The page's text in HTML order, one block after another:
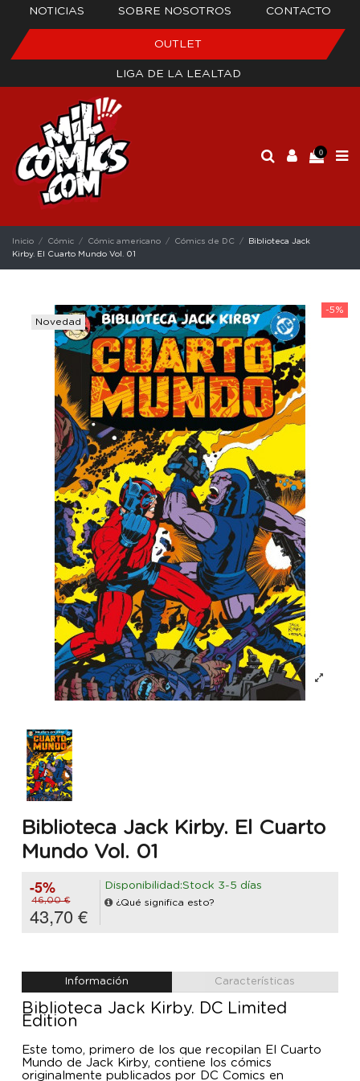
NOTICIAS SOBRE NOSOTROS CONTACTO
OUTLET
LIGA DE LA LEALTAD
0
Inicio Cómic Cómic americano Cómics de DC
Biblioteca Jack
Kirby. El Cuarto Mundo Vol. 01
-5%
Novedad
Biblioteca Jack Kirby. El Cuarto
Mundo Vol. 01
-5%
46,00 €
43,70 €
Disponibilidad:Stock 3-5 días
¿Qué significa esto?
Información Características
Biblioteca Jack Kirby. DC Limited
Edition
Este tomo, primero de los que recopilan El Cuarto
Mundo de Jack Kirby, contiene los cómics
originalmente publicados por DC Comics en